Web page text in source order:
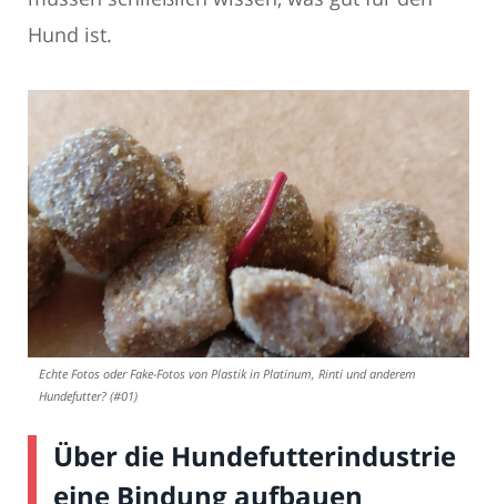
Hund ist.
Echte Fotos oder Fake-Fotos von Plastik in Platinum, Rinti und anderem
Hundefutter? (#01)
Über die Hundefutterindustrie
eine Bindung aufbauen